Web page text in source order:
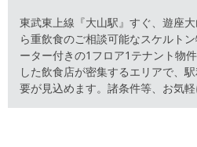
東武東上線『大山駅』すぐ、遊座
ら重飲食のご相談可能なスケルト
ーター付きの1フロア1テナント物
した飲食店が密集するエリアで、
要が見込めます。諸条件等、お気軽